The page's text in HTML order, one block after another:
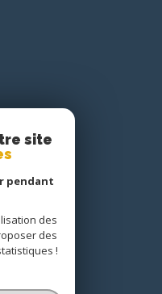
site
pendant
des
des
!